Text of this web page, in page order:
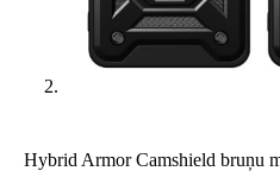
Hybrid Armor Camshield bruņu